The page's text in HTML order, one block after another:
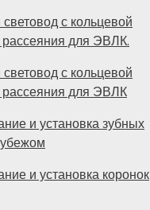
с кольцевой
для ЭВЛК.
с кольцевой
для ЭВЛК
и установка зубных
и установка коронок